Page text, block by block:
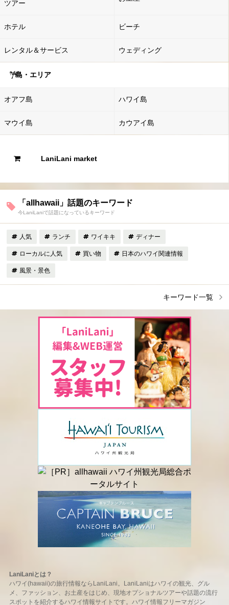
ツアー
ホテル ビーチ
レンタル＆サービス ウェディング
島・エリア
オアフ島 ハワイ島
マウイ島 カウアイ島
LaniLani market
「allhawaii」話題のキーワード
今LaniLaniで話題になっているキーワード
人気 ランチ ワイキキ ディナー
ローカルに人気 買い物 日本のハワイ関連情報
風景・景色
キーワード一覧
LaniLaniとは？
ハワイ(hawaii)の旅行情報ならLaniLani。LaniLaniはハワイの観光、グル
メ、ファッション、お土産をはじめ、現地オプショナルツアーや話題の流行
スポットを紹介するハワイ情報サイトです。ハワイ情報フリーマガジン